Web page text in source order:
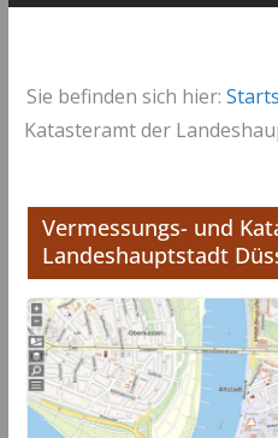
Sie befinden sich hier:
Katasteramt der
Vermessungs- und
Landeshauptstadt